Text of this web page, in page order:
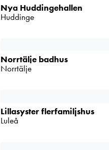
Nya Huddingehallen
Huddinge
Norrtälje badhus
Norrtälje
Lillasyster flerfamiljshus
Luleå